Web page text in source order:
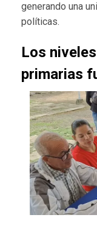
generando una
políticas.
Los
primarias